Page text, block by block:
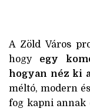
A Zöld Város
hogy egy
hogyan néz ki
méltó, modern
fog kapni annak